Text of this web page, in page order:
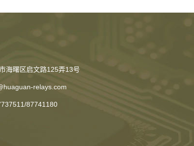
海曙区启文路125弄13号
relays.com
/87741180